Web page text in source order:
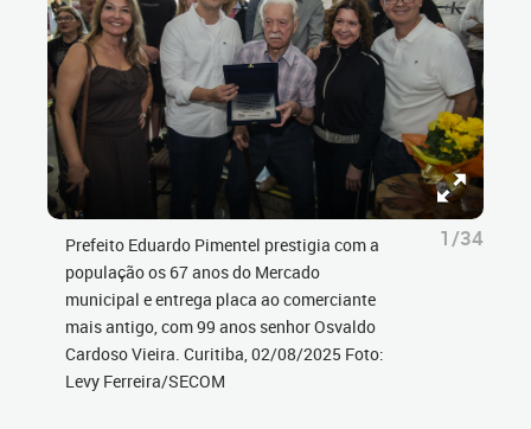
Prefeito Eduardo Pimentel prestigia com a
população os 67 anos do Mercado
municipal e entrega placa ao comerciante
mais antigo, com 99 anos senhor Osvaldo
Cardoso Vieira. Curitiba, 02/08/2025 Foto:
Levy Ferreira/SECOM
1/34